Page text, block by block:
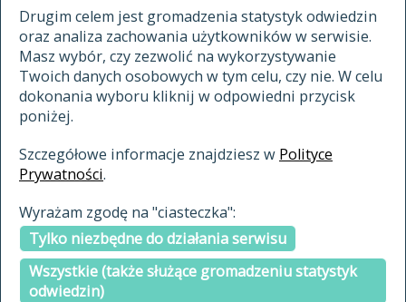
Drugim celem jest gromadzenia statystyk odwiedzin
oraz analiza zachowania użytkowników w serwisie.
Masz wybór, czy zezwolić na wykorzystywanie
Twoich danych osobowych w tym celu, czy nie. W celu
dokonania wyboru kliknij w odpowiedni przycisk
poniżej.
Szczegółowe informacje znajdziesz w Polityce
Prywatności.
Wyrażam zgodę na "ciasteczka":
Tylko niezbędne do działania serwisu
Wszystkie (także służące gromadzeniu statystyk
odwiedzin)
materiały archiwalne
cytowanie
kontakt
indeksie
a fronte
a tergo